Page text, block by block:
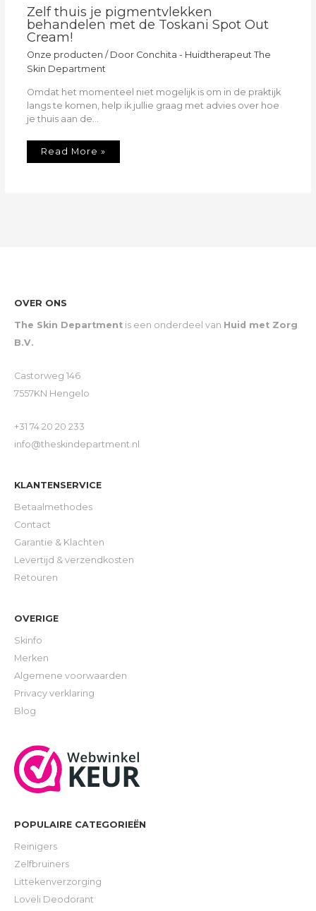
Zelf thuis je pigmentvlekken
behandelen met de Toskani Spot Out
Cream!
Onze producten / Door Conchita - Huidtherapeut The
Skin Department
Omdat het momenteel niet mogelijk is om in de praktijk
langs te komen, help ik jullie graag met advies over hoe
je thuis aan de…
Read More »
OVER ONS
The Skin Department is een onderdeel van Huid met Zorg
B.V.
Castorweg 146
7557KN Hengelo
+31 74 20 20 233
info@theskindepartment.nl
KLANTENSERVICE
Betaalmethodes
Contact
Garantie & Klachten
Levertijd & verzendkosten
Retouren
OVERIGE
Skinfo
Merken
Algemene voorwaarden
Privacy verklaring
Blog
POPULAIRE CATEGORIEËN
Reinigers
Zelfbruiners
Littekenverzorging
Loveli Deodorant